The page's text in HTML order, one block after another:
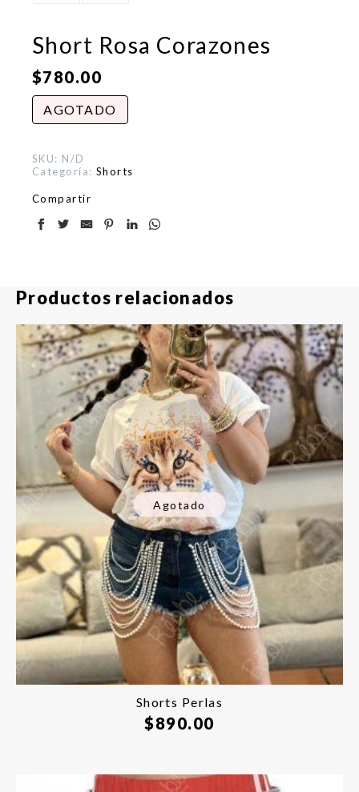
Short Rosa Corazones
$780.00
AGOTADO
SKU: N/D
Categoría: Shorts
Compartir
Productos relacionados
Agotado
Shorts Perlas
$890.00